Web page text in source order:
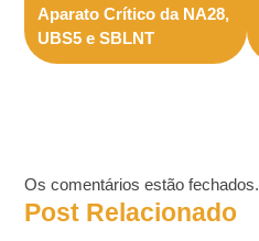
Aparato Crítico da NA28,
UBS5 e SBLNT
Os comentários estão fechados.
Post Relacionado